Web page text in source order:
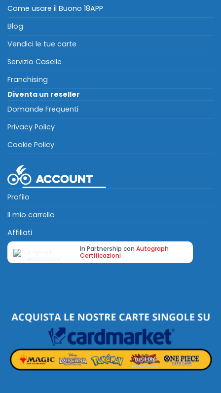
Come usare il Buono 18APP
Blog
Vendici le tue carte
Servizio Caselle
Franchising
Diventa un reseller
Domande Frequenti
Privacy Policy
Cookie Policy
Profilo
Il mio carrello
Affiliati
In Partnership con Autograph
Certificazioni